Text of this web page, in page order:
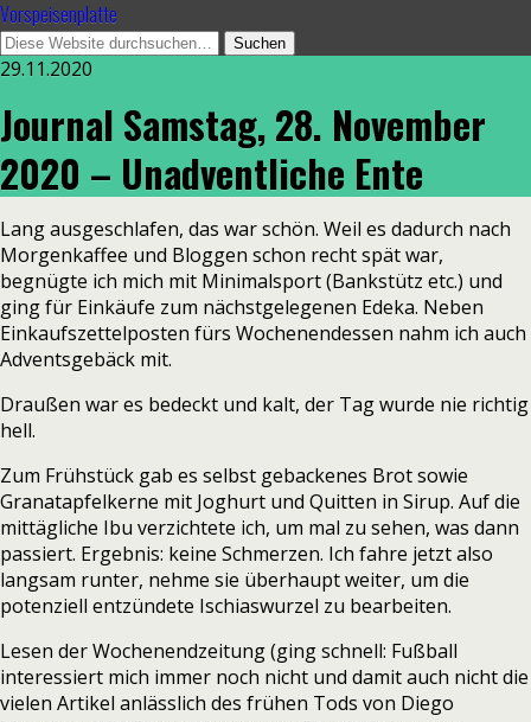
Vorspeisenplatte
29.11.2020
Journal Samstag, 28. November
2020 – Unadventliche Ente
Lang ausgeschlafen, das war schön. Weil es dadurch nach
Morgenkaffee und Bloggen schon recht spät war,
begnügte ich mich mit Minimalsport (Bankstütz etc.) und
ging für Einkäufe zum nächstgelegenen Edeka. Neben
Einkaufszettelposten fürs Wochenendessen nahm ich auch
Adventsgebäck mit.
Draußen war es bedeckt und kalt, der Tag wurde nie richtig
hell.
Zum Frühstück gab es selbst gebackenes Brot sowie
Granatapfelkerne mit Joghurt und Quitten in Sirup. Auf die
mittägliche Ibu verzichtete ich, um mal zu sehen, was dann
passiert. Ergebnis: keine Schmerzen. Ich fahre jetzt also
langsam runter, nehme sie überhaupt weiter, um die
potenziell entzündete Ischiaswurzel zu bearbeiten.
Lesen der Wochenendzeitung (ging schnell: Fußball
interessiert mich immer noch nicht und damit auch nicht die
vielen Artikel anlässlich des frühen Tods von Diego